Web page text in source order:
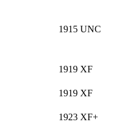
1915 UNC
1919 XF
1919 XF
1923 XF+